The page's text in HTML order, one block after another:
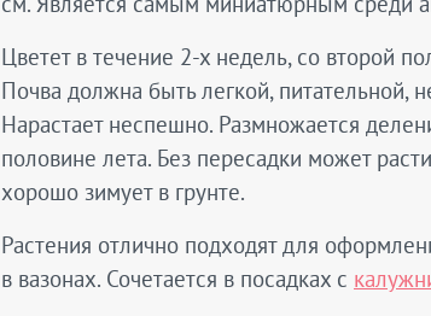
Цветет в течение 2-х недель, со второй
Почва должна быть легкой, питательной,
Нарастает неспешно. Размножается
половине лета. Без пересадки может
хорошо зимует в грунте.
Растения отлично подходят для
в вазонах. Сочетается в посадках с